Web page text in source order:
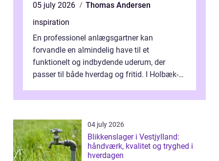
05 july 2026
Thomas Andersen
inspiration
En professionel anlægsgartner kan
forvandle en almindelig have til et
funktionelt og indbydende uderum, der
passer til både hverdag og fritid. I Holbæk-
ønsker mere...
04 july 2026
Blikkenslager i Vestjylland:
håndværk, kvalitet og tryghed i
hverdagen